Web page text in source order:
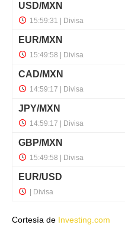
Cortesía de Investing.com